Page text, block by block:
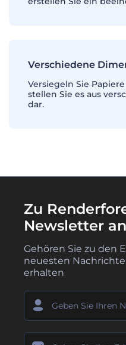
Verschiedene
Versiegeln Sie
stellen Sie es aus
dar.
Zu
Newsletter
Gehören Sie zu den
neuesten
erhalten